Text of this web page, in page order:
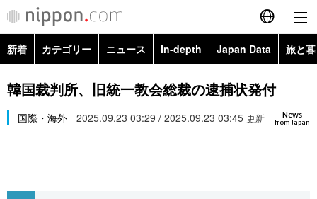
English
简体字
繁體字
新着 カテゴリー ニュース In-depth Japan Data 旅と
政治・外交
経済・ビジネス
社会
Topics
Images
韓国裁判所、旧統一教会総裁の逮捕状発付
News
from Japan
国際・海外 2025.09.23 03:29 / 2025.09.23 03:45 更新